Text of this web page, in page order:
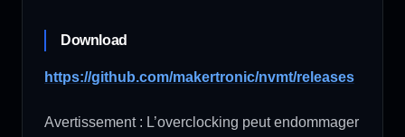
Download
https://github.com/makertronic/nvmt/releases
Avertissement : L’overclocking peut endommager